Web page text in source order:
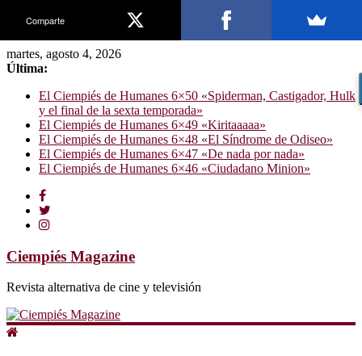
martes, agosto 4, 2026
Última:
El Ciempiés de Humanes 6×50 «Spiderman, Castigador, Hulk
y el final de la sexta temporada»
El Ciempiés de Humanes 6×49 «Kiritaaaaa»
El Ciempiés de Humanes 6×48 «El Síndrome de Odiseo»
El Ciempiés de Humanes 6×47 «De nada por nada»
El Ciempiés de Humanes 6×46 «Ciudadano Minion»
Ciempiés Magazine
Revista alternativa de cine y televisión
Comparte